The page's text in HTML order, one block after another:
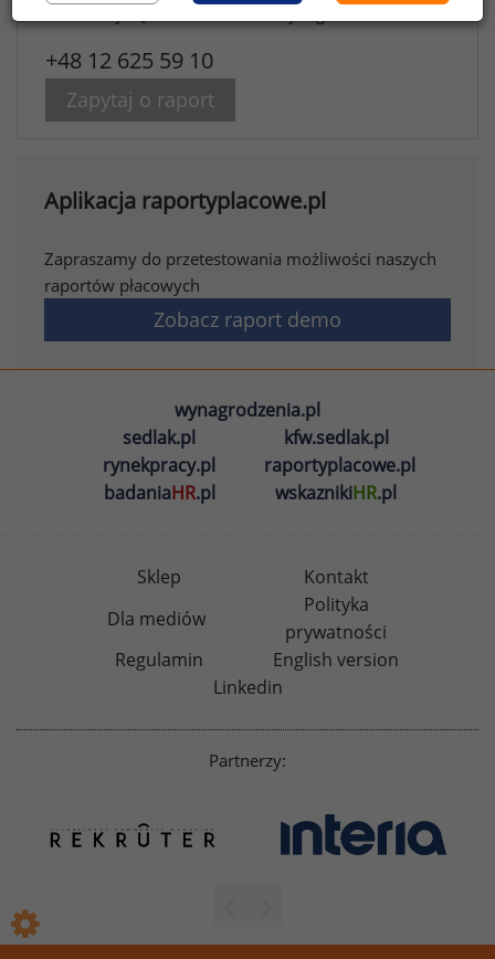
+48 12 625 59 10
Zapytaj o raport
Aplikacja raportyplacowe.pl
Zapraszamy do przetestowania możliwości naszych
raportów płacowych
Zobacz raport demo
wynagrodzenia.pl
sedlak.pl
kfw.sedlak.pl
rynekpracy.pl
raportyplacowe.pl
badaniaHR.pl wskaznikiHR.pl
Sklep
Kontakt
Dla mediów
Polityka
prywatności
Regulamin
English version
Linkedin
Partnerzy: